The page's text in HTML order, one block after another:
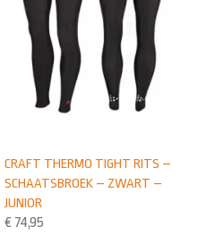
CRAFT THERMO TIGHT RITS –
SCHAATSBROEK – ZWART –
JUNIOR
€ 74,95